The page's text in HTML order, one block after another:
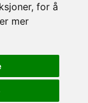
, for å
mer